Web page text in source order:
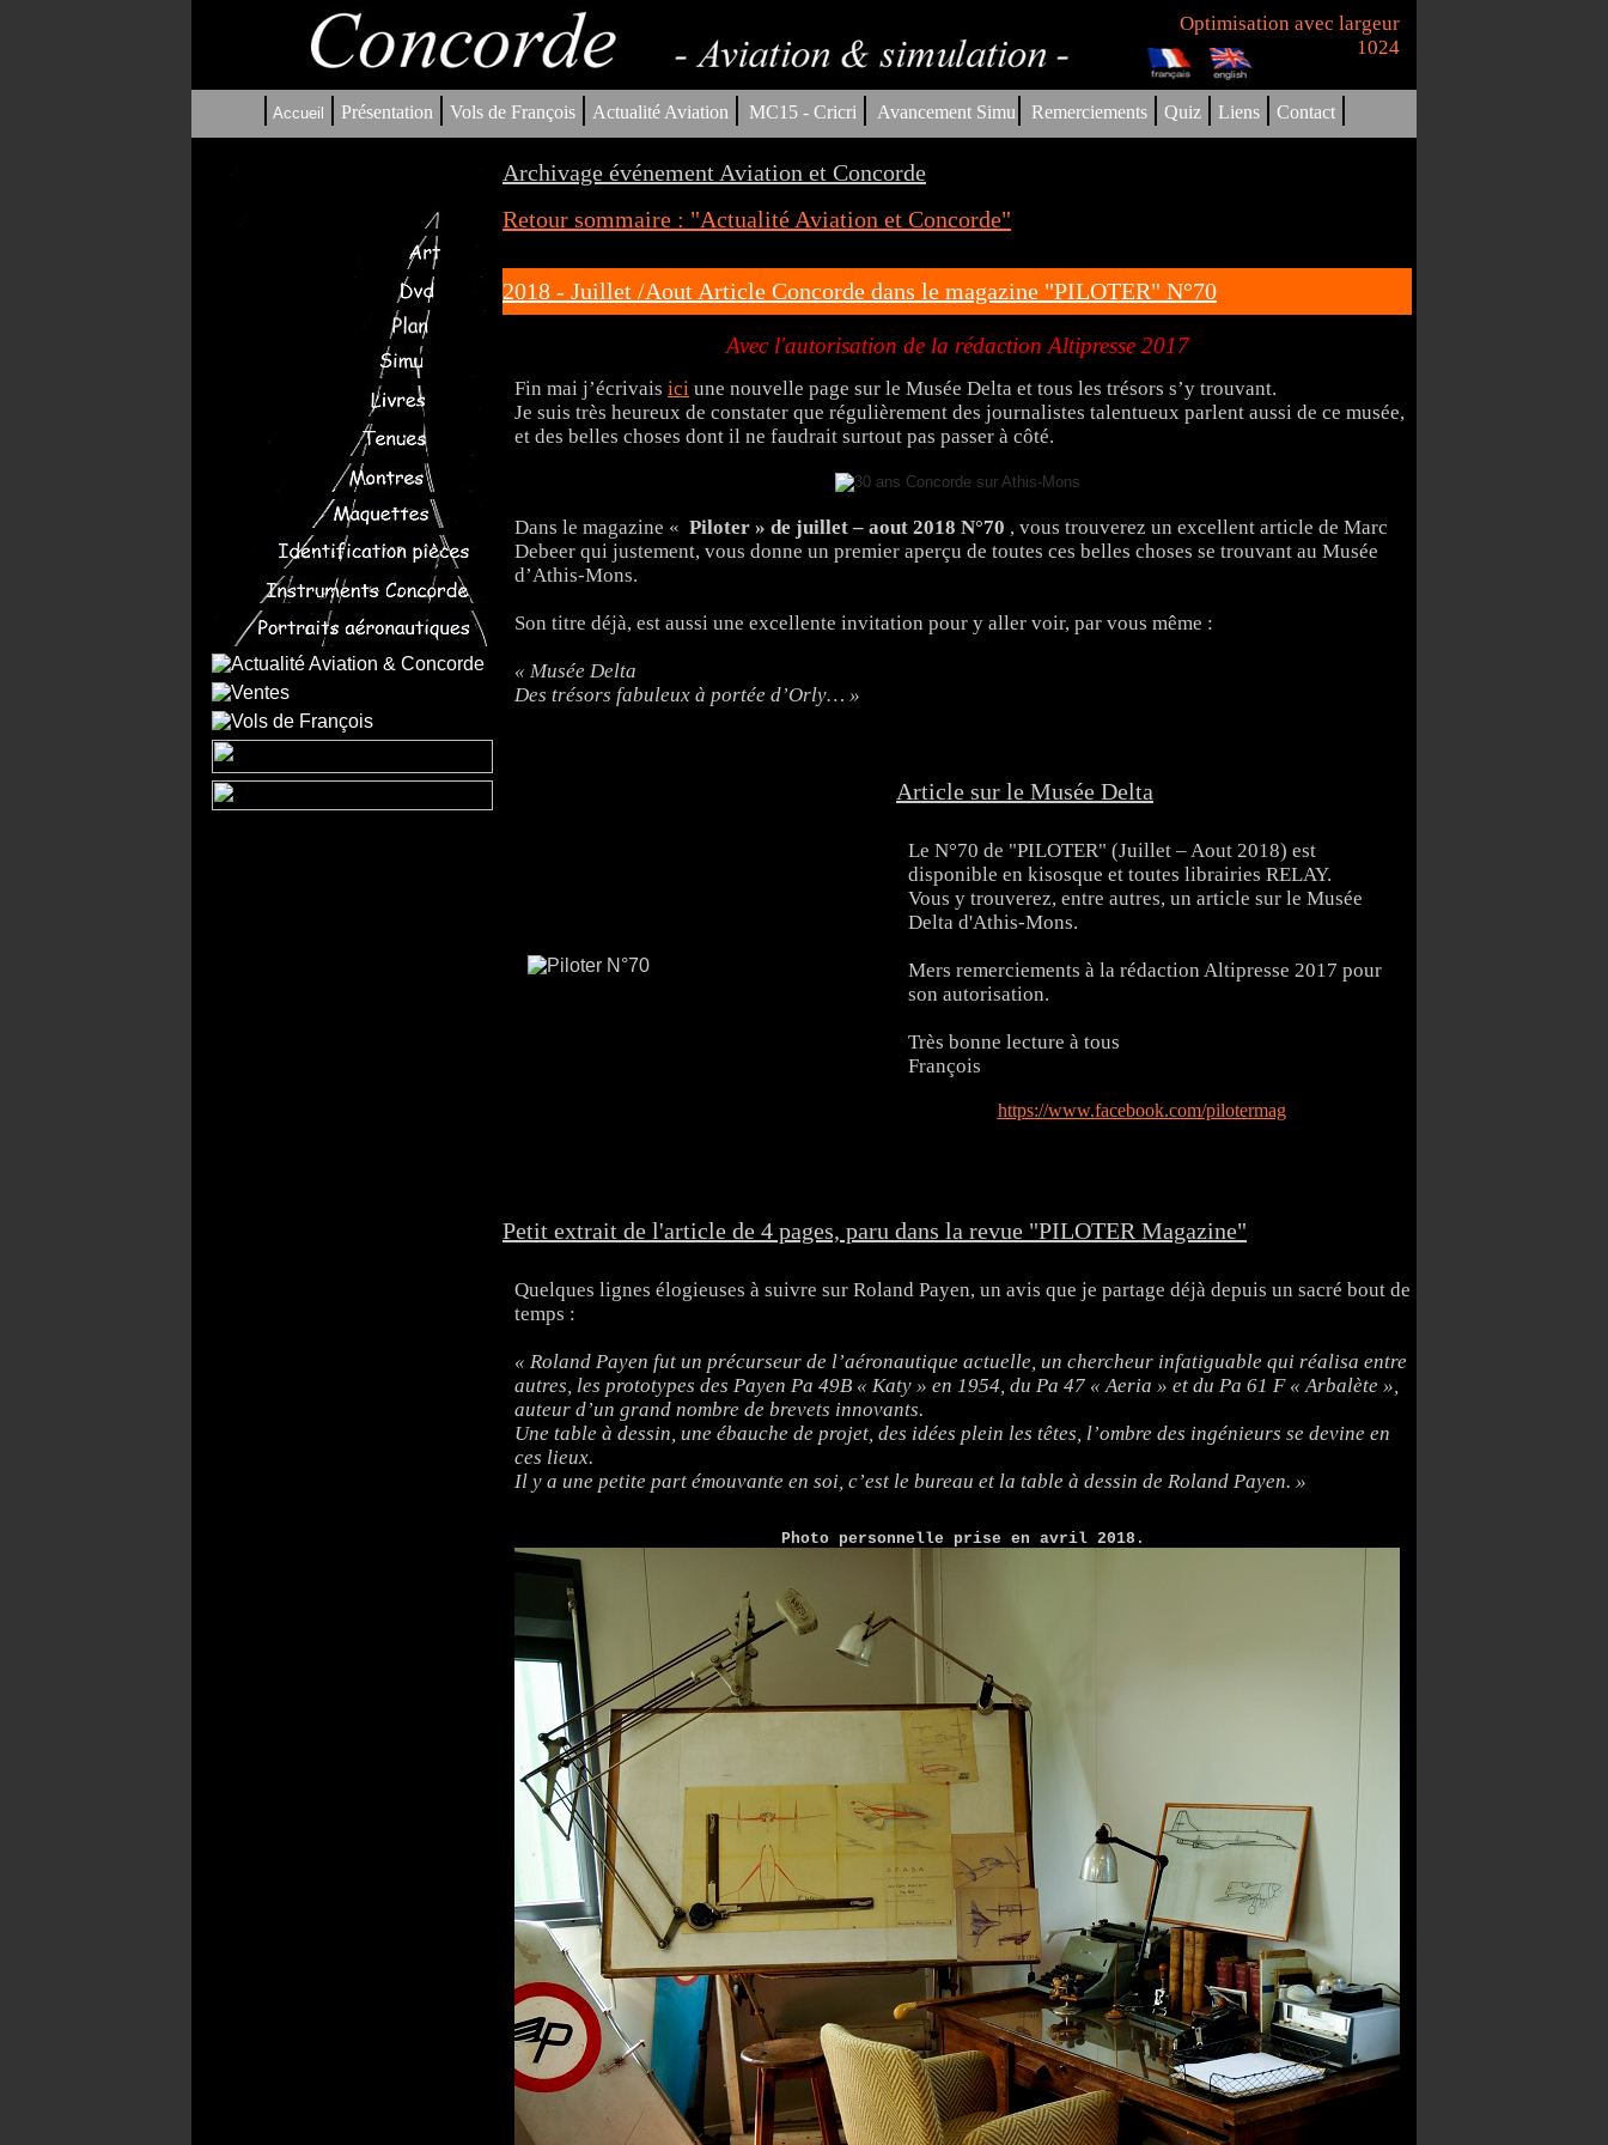
Optimisation avec largeur
1024
| Accueil | Présentation | Vols de François | Actualité Aviation | MC15 - Cricri | Avancement Simu| Remerciements | Quiz | Liens | Contact |
Archivage événement Aviation et Concorde
Retour sommaire : "Actualité Aviation et Concorde"
2018 - Juillet /Aout Article Concorde dans le magazine "PILOTER" N°70
Avec l'autorisation de la rédaction Altipresse 2017
Fin mai j’écrivais ici une nouvelle page sur le Musée Delta et tous les trésors s’y trouvant.
Je suis très heureux de constater que régulièrement des journalistes talentueux parlent aussi de ce musée,
et des belles choses dont il ne faudrait surtout pas passer à côté.
Dans le magazine « Piloter » de juillet – aout 2018 N°70 , vous trouverez un excellent article de Marc
Debeer qui justement, vous donne un premier aperçu de toutes ces belles choses se trouvant au Musée
d’Athis-Mons.
Son titre déjà, est aussi une excellente invitation pour y aller voir, par vous même :
« Musée Delta
Des trésors fabuleux à portée d’Orly… »
Article sur le Musée Delta
Le N°70 de "PILOTER" (Juillet – Aout 2018) est
disponible en kisosque et toutes librairies RELAY.
Vous y trouverez, entre autres, un article sur le Musée
Delta d'Athis-Mons.
Mers remerciements à la rédaction Altipresse 2017 pour
son autorisation.
Très bonne lecture à tous
François
https://www.facebook.com/pilotermag
Petit extrait de l'article de 4 pages, paru dans la revue "PILOTER Magazine"
Quelques lignes élogieuses à suivre sur Roland Payen, un avis que je partage déjà depuis un sacré bout de
temps :
« Roland Payen fut un précurseur de l’aéronautique actuelle, un chercheur infatiguable qui réalisa entre
autres, les prototypes des Payen Pa 49B « Katy » en 1954, du Pa 47 « Aeria » et du Pa 61 F « Arbalète »,
auteur d’un grand nombre de brevets innovants.
Une table à dessin, une ébauche de projet, des idées plein les têtes, l’ombre des ingénieurs se devine en
ces lieux.
Il y a une petite part émouvante en soi, c’est le bureau et la table à dessin de Roland Payen. »
Photo personnelle prise en avril 2018.